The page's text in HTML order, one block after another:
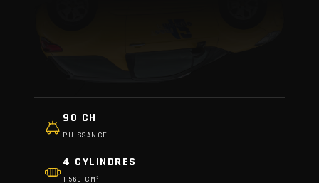
90 CH
PUISSANCE
4 CYLINDRES
1 560 CM³